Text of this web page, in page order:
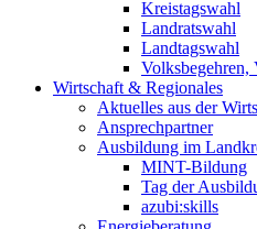
Kreistagswahl
Landratswahl
Landtagswahl
Volksbegehren,
Wirtschaft & Regionales
Aktuelles aus der
Ansprechpartner
Ausbildung im
MINT-Bildung
Tag der
azubi:skills